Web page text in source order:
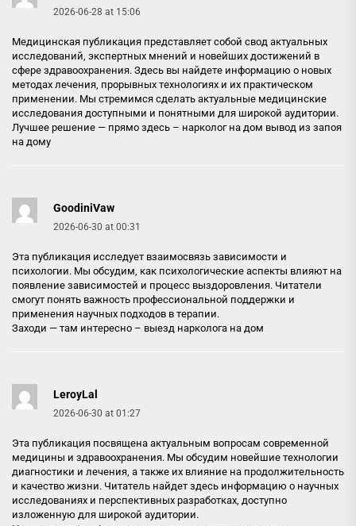
2026-06-28 at 15:06
Медицинская публикация представляет собой свод актуальных
исследований, экспертных мнений и новейших достижений в
сфере здравоохранения. Здесь вы найдете информацию о новых
методах лечения, прорывных технологиях и их практическом
применении. Мы стремимся сделать актуальные медицинские
исследования доступными и понятными для широкой аудитории.
Лучшее решение — прямо здесь – нарколог на дом вывод из запоя
на дому
GoodiniVaw
2026-06-30 at 00:31
Эта публикация исследует взаимосвязь зависимости и
психологии. Мы обсудим, как психологические аспекты влияют на
появление зависимостей и процесс выздоровления. Читатели
смогут понять важность профессиональной поддержки и
применения научных подходов в терапии.
Заходи — там интересно – выезд нарколога на дом
LeroyLal
2026-06-30 at 01:27
Эта публикация посвящена актуальным вопросам современной
медицины и здравоохранения. Мы обсудим новейшие технологии
диагностики и лечения, а также их влияние на продолжительность
и качество жизни. Читатель найдет здесь информацию о научных
исследованиях и перспективных разработках, доступно
изложенную для широкой аудитории.